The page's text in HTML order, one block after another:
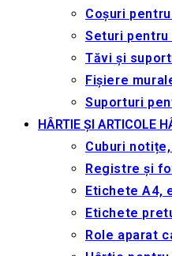
Coșuri
Seturi pentru
Tăvi și
Fișiere
Suporturi
HÂRTIE ȘI ARTICOLE
Cuburi
Registre și
Etichete A4,
Etichete
Role aparat